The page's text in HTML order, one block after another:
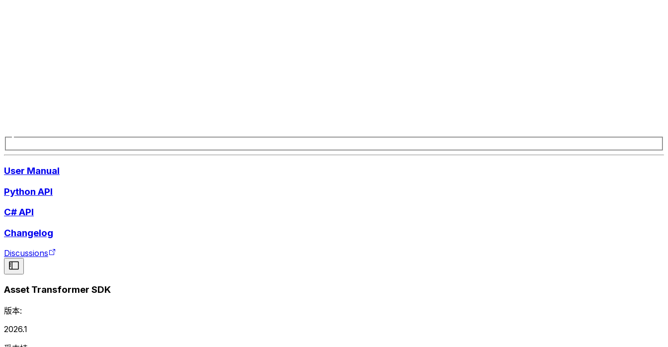
User Manual
Python API
C# API
Changelog
Discussions
Asset Transformer SDK
版本:
2026.1